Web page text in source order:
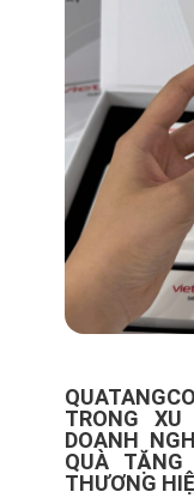
TRONG
DOANH
QUÀ
THƯƠNG